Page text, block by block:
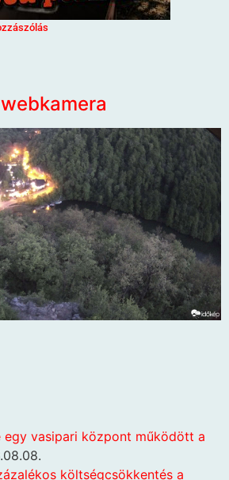
egy vasipari központ működött a
költségcsökkentés a